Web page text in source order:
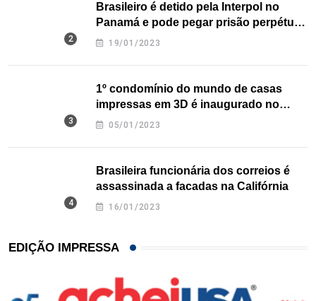
Brasileiro é detido pela Interpol no
Panamá e pode pegar prisão perpétua
nos EUA
19/01/2023
1º condomínio do mundo de casas
impressas em 3D é inaugurado no
Texas
05/01/2023
Brasileira funcionária dos correios é
assassinada a facadas na Califórnia
16/01/2023
EDIÇÃO IMPRESSA